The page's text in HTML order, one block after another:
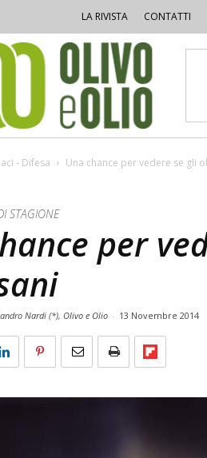
LA RIVISTA CONTATTI
- Difesa Una chance per vedere se gli
STAGIONE
per
Nardi (*), Olivo e Olio - 13 Novembre 2014